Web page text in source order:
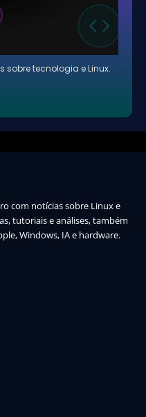
tecnologia e Linux.
com notícias sobre Linux e
tutoriais e análises, também
Windows, IA e hardware.